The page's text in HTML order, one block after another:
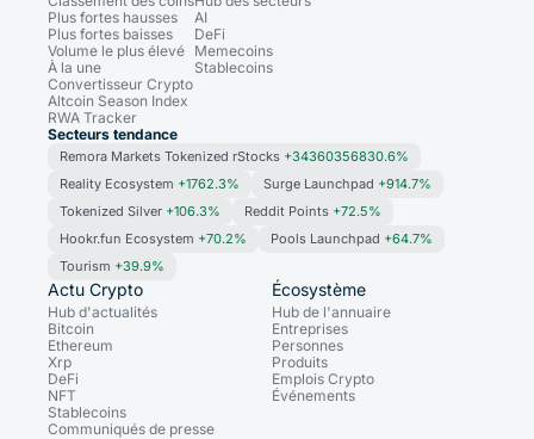
Plus fortes hausses
Plus fortes baisses
Volume le plus élevé
À la une
Convertisseur Crypto
Altcoin Season Index
RWA Tracker
AI
DeFi
Memecoins
Stablecoins
Secteurs tendance
Remora Markets Tokenized rStocks +34360356830.6%
Reality Ecosystem +1762.3% Surge Launchpad +914.7%
Tokenized Silver +106.3% Reddit Points +72.5%
Hookr.fun Ecosystem +70.2% Pools Launchpad +64.7%
Tourism +39.9%
Actu Crypto
Hub d'actualités
Bitcoin
Ethereum
Xrp
DeFi
NFT
Stablecoins
Communiqués de presse
Écosystème
Hub de l'annuaire
Entreprises
Personnes
Produits
Emplois Crypto
Événements